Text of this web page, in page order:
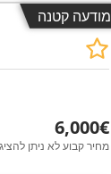
מודעה קטנה
‏6,000 ‏€
מחיר קבוע לא ניתן